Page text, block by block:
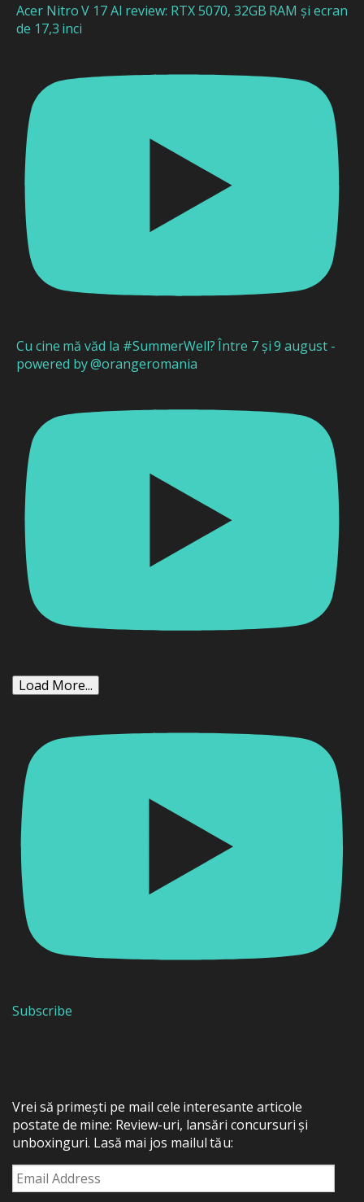
Acer Nitro V 17 AI review: RTX 5070, 32GB RAM și ecran
de 17,3 inci
Cu cine mă văd la #SummerWell? Între 7 și 9 august -
powered by @orangeromania
Load More...
Subscribe
Vrei să primești pe mail cele interesante articole
postate de mine: Review-uri, lansări concursuri și
unboxinguri. Lasă mai jos mailul tău:
Email
Address